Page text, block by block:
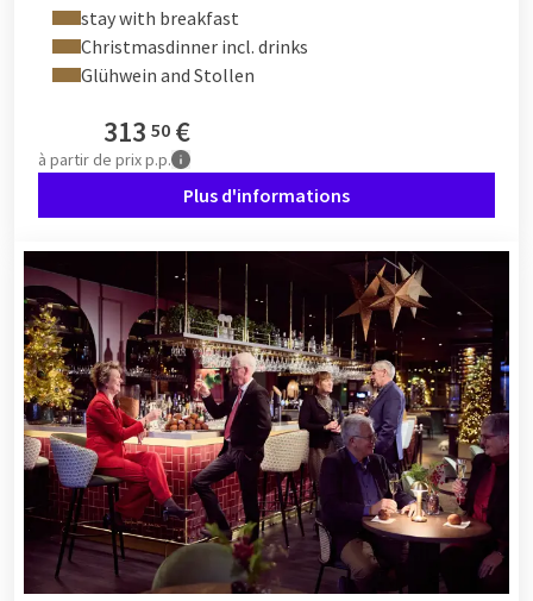
stay with breakfast
Christmasdinner incl. drinks
Glühwein and Stollen
313 50 €
à partir de prix p.p.
Plus d'informations